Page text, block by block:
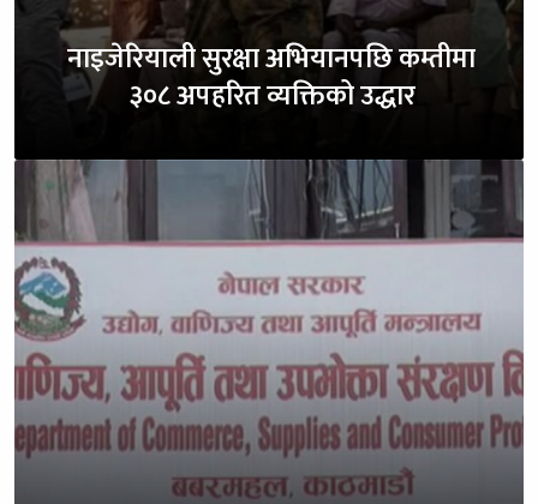
नाइजेरियाली सुरक्षा अभियानपछि कम्तीमा
३०८ अपहरित व्यक्तिको उद्धार